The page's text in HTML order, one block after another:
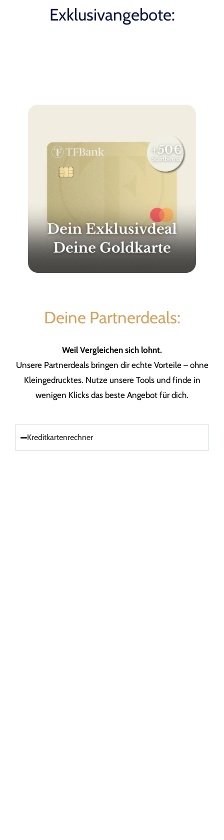
Exklusivangebote:
Deine Partnerdeals:
Weil Vergleichen sich lohnt.
Unsere Partnerdeals bringen dir echte Vorteile – ohne
Kleingedrucktes. Nutze unsere Tools und finde in
wenigen Klicks das beste Angebot für dich.
Kreditkartenrechner